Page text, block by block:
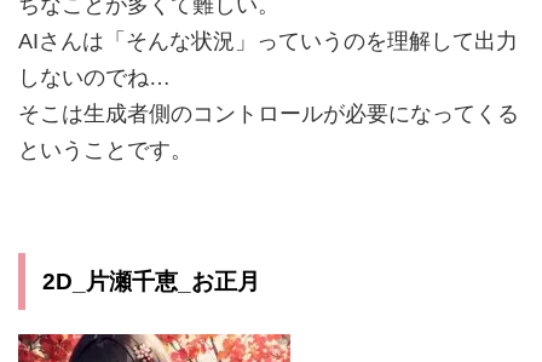
ちなことが多くて難しい。
AIさんは「そんな状況」っていうのを理解して出力
しないのでね…
そこは生成者側のコントロールが必要になってくる
ということです。
2D_片瀬千恵_お正月